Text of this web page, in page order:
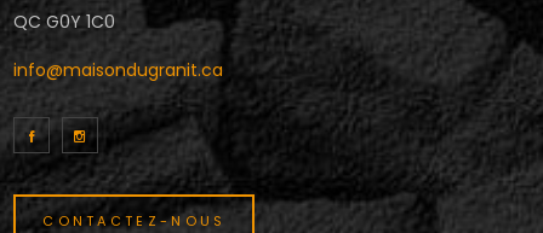
QC G0Y 1C0
info@maisondugranit.ca
CONTACTEZ-NOUS